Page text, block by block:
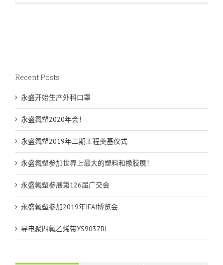
Recent Posts
永盛开始生产外科口罩
永盛氟塑2020年会！
永盛氟塑2019年二期工程奠基仪式
永盛氟塑参加世界上最大的塑料和橡胶展！
永盛氟塑参展第126届广交会
永盛氟塑参加2019年IFAI博览会
导电聚四氟乙烯带YS9037BJ